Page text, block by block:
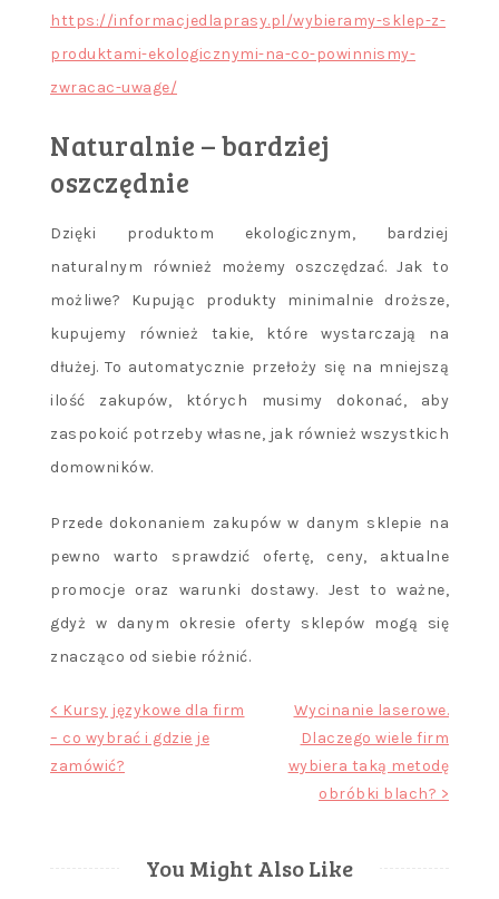
https://informacjedlaprasy.pl/wybieramy-sklep-z-
produktami-ekologicznymi-na-co-powinnismy-
zwracac-uwage/
Naturalnie – bardziej
oszczędnie
Dzięki produktom ekologicznym, bardziej
naturalnym również możemy oszczędzać. Jak to
możliwe? Kupując produkty minimalnie droższe,
kupujemy również takie, które wystarczają na
dłużej. To automatycznie przełoży się na mniejszą
ilość zakupów, których musimy dokonać, aby
zaspokoić potrzeby własne, jak również wszystkich
domowników.
Przede dokonaniem zakupów w danym sklepie na
pewno warto sprawdzić ofertę, ceny, aktualne
promocje oraz warunki dostawy. Jest to ważne,
gdyż w danym okresie oferty sklepów mogą się
znacząco od siebie różnić.
Nawigacja
wpisu
< Kursy językowe dla firm
– co wybrać i gdzie je
zamówić?
Wycinanie laserowe.
Dlaczego wiele firm
wybiera taką metodę
obróbki blach? >
You Might Also Like